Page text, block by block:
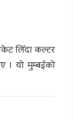
लिँदा कल्टर
। यो मुम्बईको